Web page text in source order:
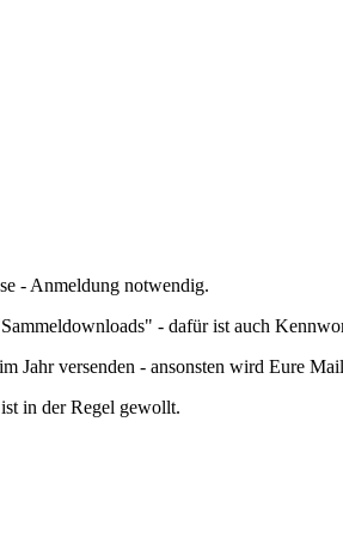
- Anmeldung notwendig.
- dafür ist auch
Jahr versenden - ansonsten wird Eure
in der Regel gewollt.